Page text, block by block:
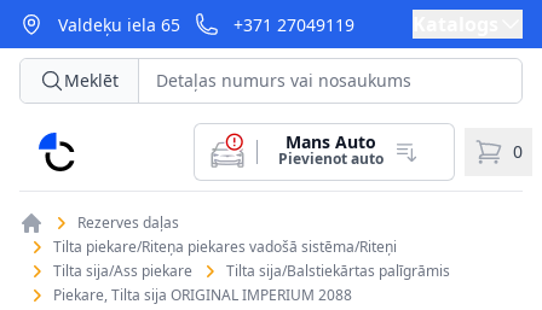
Valdeķu iela 65 +371 27049119
CarParts
Meklēt
Mans Auto
Pievienot auto 0
Rezerves daļas
Tilta piekare/Riteņa piekares vadošā sistēma/Riteņi
Tilta sija/Ass piekare
Tilta sija/Balstiekārtas palīgrāmis
Piekare, Tilta sija ORIGINAL IMPERIUM 2088